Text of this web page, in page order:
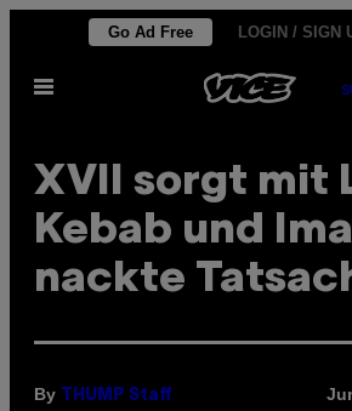
content
Go Ad Free LOGIN / SIGN
Open
XVII sorgt mit
Kebab und
nackte
By THUMP Staff